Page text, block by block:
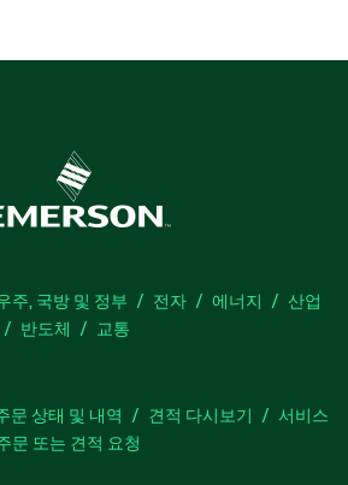
는 VI를 제공합니다. 계층별로
밖에서는 보이지 않도록 구성할
온은 .jpg, .jpeg, .png 및 .gif 형
주, 국방 및 정부 전자 에너지
산업
반도체 교통
문 상태 및 내역 견적 다시보기
서비스
문 또는 견적 요청